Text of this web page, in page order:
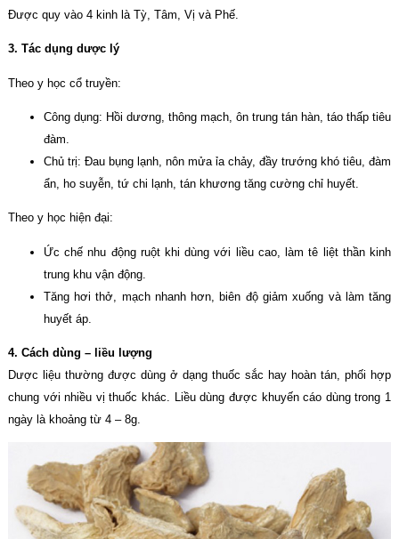
Được quy vào 4 kinh là Tỳ, Tâm, Vị và Phế.
3. Tác dụng dược lý
Theo y học cổ truyền:
Công dụng: Hồi dương, thông mạch, ôn trung tán hàn, táo thấp tiêu
đàm.
Chủ trị: Đau bụng lạnh, nôn mửa ỉa chảy, đầy trướng khó tiêu, đàm
ẩn, ho suyễn, tứ chi lạnh, tán khương tăng cường chỉ huyết.
Theo y học hiện đại:
Ức chế nhu động ruột khi dùng với liều cao, làm tê liệt thần kinh
trung khu vận động.
Tăng hơi thở, mạch nhanh hơn, biên độ giảm xuống và làm tăng
huyết áp.
4. Cách dùng – liều lượng
Dược liệu thường được dùng ở dạng thuốc sắc hay hoàn tán, phối hợp
chung với nhiều vị thuốc khác. Liều dùng được khuyến cáo dùng trong 1
ngày là khoảng từ 4 – 8g.